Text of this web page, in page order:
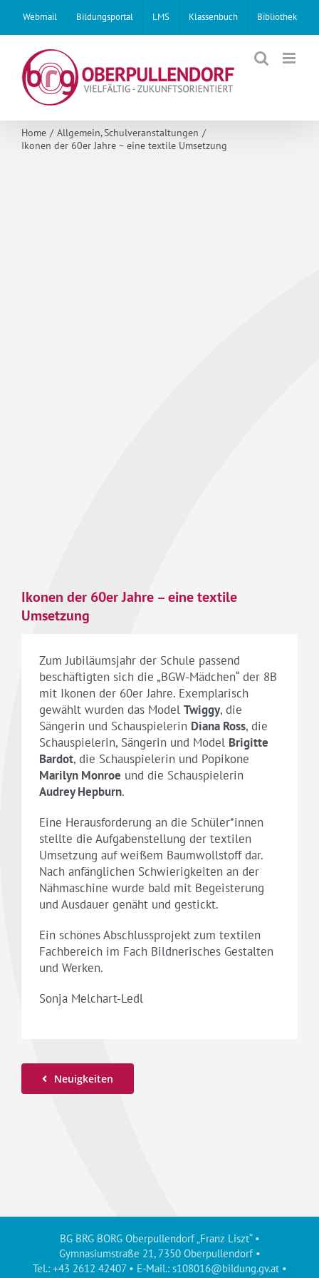
content
Webmail Bildungsportal LMS Klassenbuch Bibliothek
Home Allgemein Schulveranstaltungen
Ikonen der 60er Jahre – eine textile Umsetzung
Ikonen der 60er Jahre – eine textile
Umsetzung
Zum Jubiläumsjahr der Schule passend
beschäftigten sich die „BGW-Mädchen“ der 8B
mit Ikonen der 60er Jahre. Exemplarisch
gewählt wurden das ModelTwiggy, die
Sängerin und Schauspielerin Diana Ross, die
Schauspielerin, Sängerin und Model Brigitte
Bardot, die Schauspielerin und Popikone
Marilyn Monroe und die Schauspielerin
Audrey Hepburn.
Eine Herausforderung an die Schüler*innen
stellte die Aufgabenstellung der textilen
Umsetzung auf weißem Baumwollstoff dar.
Nach anfänglichen Schwierigkeiten an der
Nähmaschine wurde bald mit Begeisterung
und Ausdauer genäht und gestickt.
Ein schönes Abschlussprojekt zum textilen
Fachbereich im Fach Bildnerisches Gestalten
und Werken.
Sonja Melchart-Ledl
Neuigkeiten
BG BRG BORG Oberpullendorf „Franz Liszt“ •
Gymnasiumstraße 21, 7350 Oberpullendorf •
Tel.: +43 2612 42407 • E-Mail.: s108016@bildung.gv.at•